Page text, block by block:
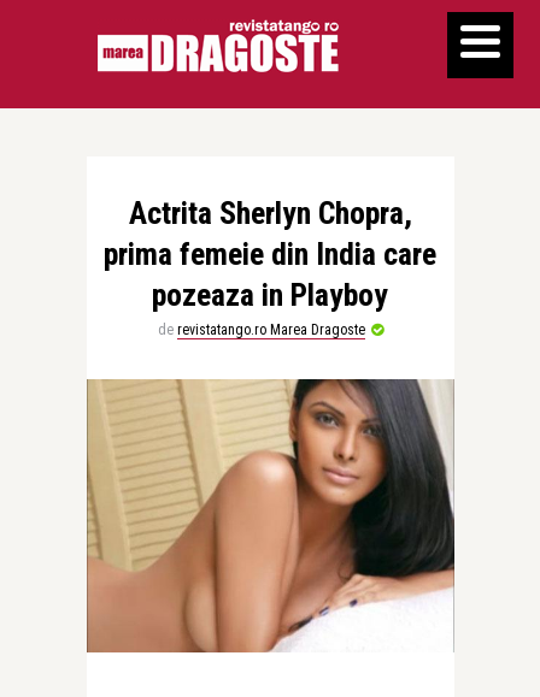
Actrita Sherlyn Chopra,
prima femeie din India care
pozeaza in Playboy
de revistatango.ro Marea Dragoste